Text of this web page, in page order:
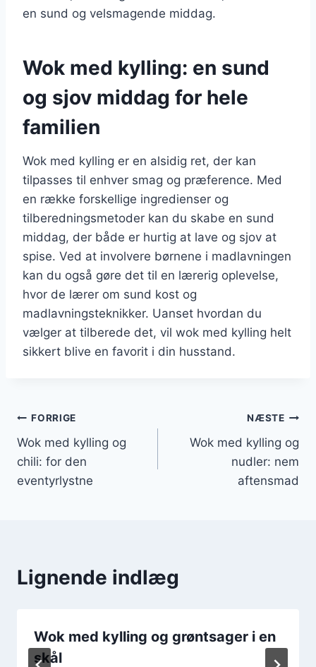
en sund og velsmagende middag.
Wok med kylling: en sund
og sjov middag for hele
familien
Wok med kylling er en alsidig ret, der kan
tilpasses til enhver smag og præference. Med
en række forskellige ingredienser og
tilberedningsmetoder kan du skabe en sund
middag, der både er hurtig at lave og sjov at
spise. Ved at involvere børnene i madlavningen
kan du også gøre det til en lærerig oplevelse,
hvor de lærer om sund kost og
madlavningsteknikker. Uanset hvordan du
vælger at tilberede det, vil wok med kylling helt
sikkert blive en favorit i din husstand.
Indlægsnavigation
FORRIGE
Wok med kylling og
chili: for den
eventyrlystne
NÆSTE
Wok med kylling og
nudler: nem
aftensmad
Lignende indlæg
Wok med kylling og grøntsager i en
skål